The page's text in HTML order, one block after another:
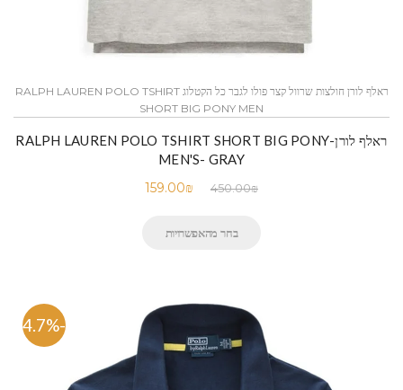
ראלף לורן חולצות שרוול קצר פולו לגבר כל הקטלוג RALPH LAUREN POLO TSHIRT
SHORT BIG PONY MEN
ראלף לורן-RALPH LAUREN POLO TSHIRT SHORT BIG PONY
MEN'S- GRAY
450.00₪
159.00₪
בחר מהאפשרויות
-64.7%